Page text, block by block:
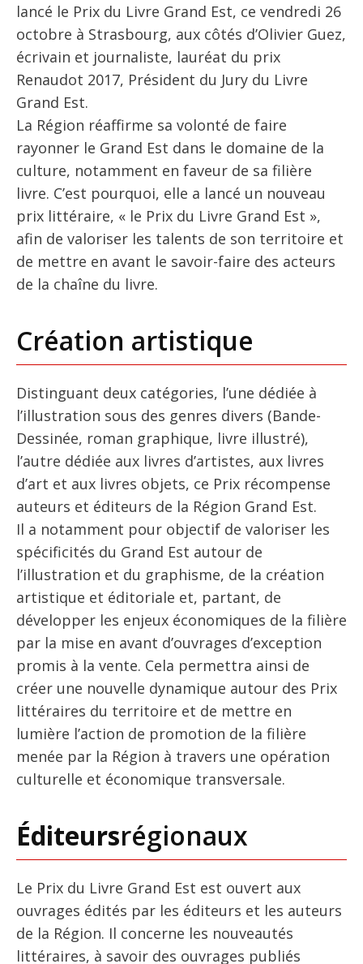
lancé le Prix du Livre Grand Est, ce vendredi 26
octobre à Strasbourg, aux côtés d’Olivier Guez,
écrivain et journaliste, lauréat du prix
Renaudot 2017, Président du Jury du Livre
Grand Est.
La Région réaffirme sa volonté de faire
rayonner le Grand Est dans le domaine de la
culture, notamment en faveur de sa filière
livre. C’est pourquoi, elle a lancé un nouveau
prix littéraire, « le Prix du Livre Grand Est »,
afin de valoriser les talents de son territoire et
de mettre en avant le savoir-faire des acteurs
de la chaîne du livre.
Création artistique
Distinguant deux catégories, l’une dédiée à
l’illustration sous des genres divers (Bande-
Dessinée, roman graphique, livre illustré),
l’autre dédiée aux livres d’artistes, aux livres
d’art et aux livres objets, ce Prix récompense
auteurs et éditeurs de la Région Grand Est.
Il a notamment pour objectif de valoriser les
spécificités du Grand Est autour de
l’illustration et du graphisme, de la création
artistique et éditoriale et, partant, de
développer les enjeux économiques de la filière
par la mise en avant d’ouvrages d’exception
promis à la vente. Cela permettra ainsi de
créer une nouvelle dynamique autour des Prix
littéraires du territoire et de mettre en
lumière l’action de promotion de la filière
menée par la Région à travers une opération
culturelle et économique transversale.
Éditeursrégionaux
Le Prix du Livre Grand Est est ouvert aux
ouvrages édités par les éditeurs et les auteurs
de la Région. Il concerne les nouveautés
littéraires, à savoir des ouvrages publiés